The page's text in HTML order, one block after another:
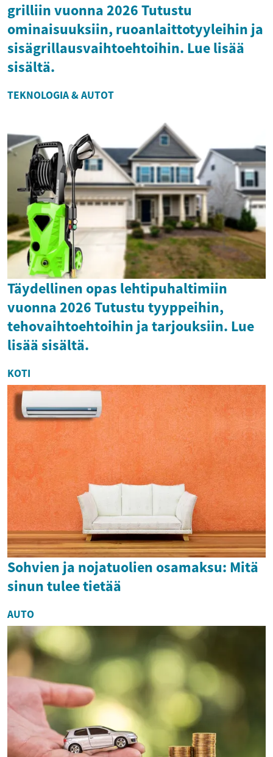
grilliin vuonna 2026 Tutustu
ominaisuuksiin, ruoanlaittotyyleihin ja
sisägrillausvaihtoehtoihin. Lue lisää
sisältä.
TEKNOLOGIA & AUTOT
Täydellinen opas lehtipuhaltimiin
vuonna 2026 Tutustu tyyppeihin,
tehovaihtoehtoihin ja tarjouksiin. Lue
lisää sisältä.
KOTI
Sohvien ja nojatuolien osamaksu: Mitä
sinun tulee tietää
AUTO